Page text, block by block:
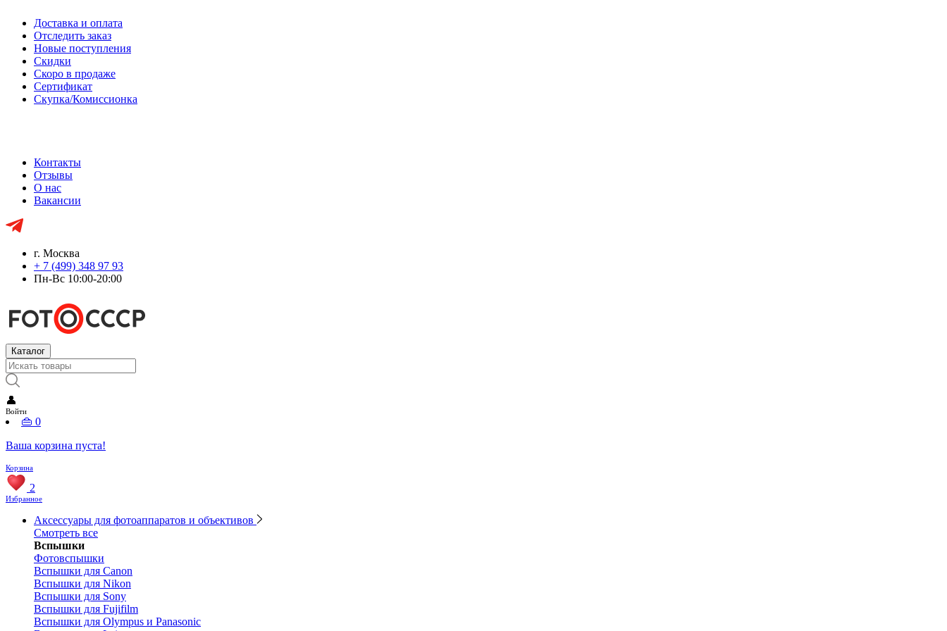
Доставка и оплата
Отследить заказ
Новые поступления
Скидки
Скоро в продаже
Сертификат
Скупка/Комиссионка
Контакты
Отзывы
О нас
Вакансии
г. Москва
+ 7 (499) 348 97 93
Пн-Вс 10:00-20:00
Каталог
👤
Войти
👜 0
Ваша корзина пуста!
Корзина
2
Избранное
Аксессуары для фотоаппаратов и объективов
Смотреть все
Вспышки
Фотовспышки
Вспышки для Canon
Вспышки для Nikon
Вспышки для Sony
Вспышки для Fujifilm
Вспышки для Olympus и Panasonic